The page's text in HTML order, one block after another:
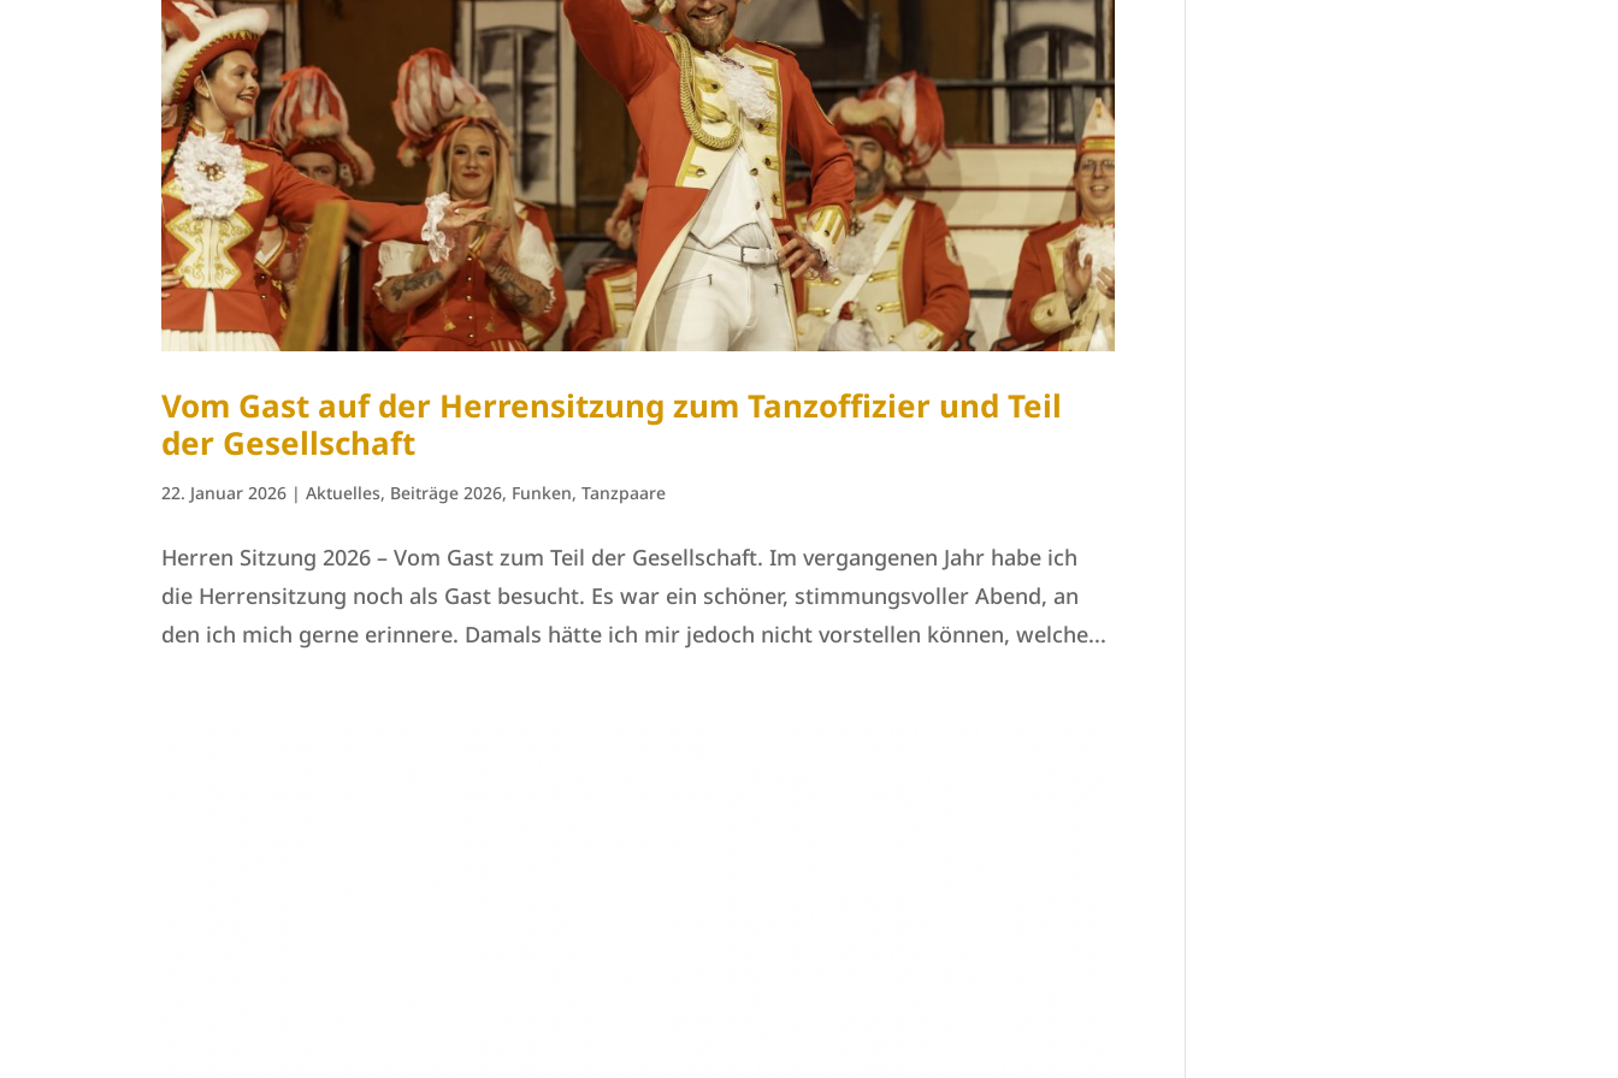
Vom Gast auf der Herrensitzung zum Tanzoffizier und Teil
der Gesellschaft
22. Januar 2026 |Aktuelles, Beiträge 2026, Funken,Tanzpaare
Herren Sitzung 2026 – Vom Gast zum Teil der Gesellschaft. Im vergangenen Jahr habe ich
die Herrensitzung noch als Gast besucht. Es war ein schöner, stimmungsvoller Abend, an
den ich mich gerne erinnere. Damals hätte ich mir jedoch nicht vorstellen können, welche...